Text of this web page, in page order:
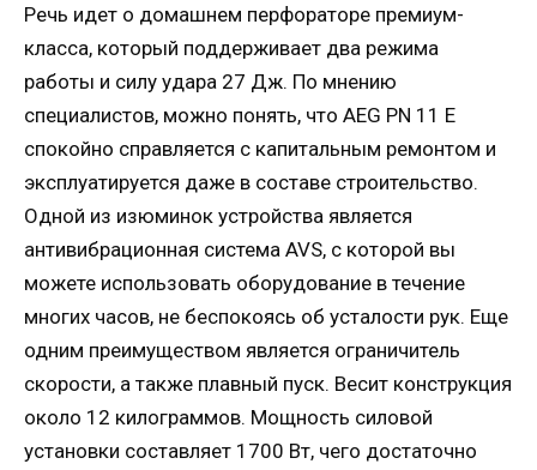
Речь идет о домашнем перфораторе премиум-
класса, который поддерживает два режима
работы и силу удара 27 Дж. По мнению
специалистов, можно понять, что AEG PN 11 E
спокойно справляется с капитальным ремонтом и
эксплуатируется даже в составе строительство.
Одной из изюминок устройства является
антивибрационная система AVS, с которой вы
можете использовать оборудование в течение
многих часов, не беспокоясь об усталости рук. Еще
одним преимуществом является ограничитель
скорости, а также плавный пуск. Весит конструкция
около 12 килограммов. Мощность силовой
установки составляет 1700 Вт, чего достаточно